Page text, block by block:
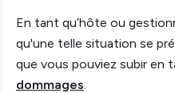
En tant qu’hôte ou
qu'une telle situation se
que vous pouviez subir en
dommages.